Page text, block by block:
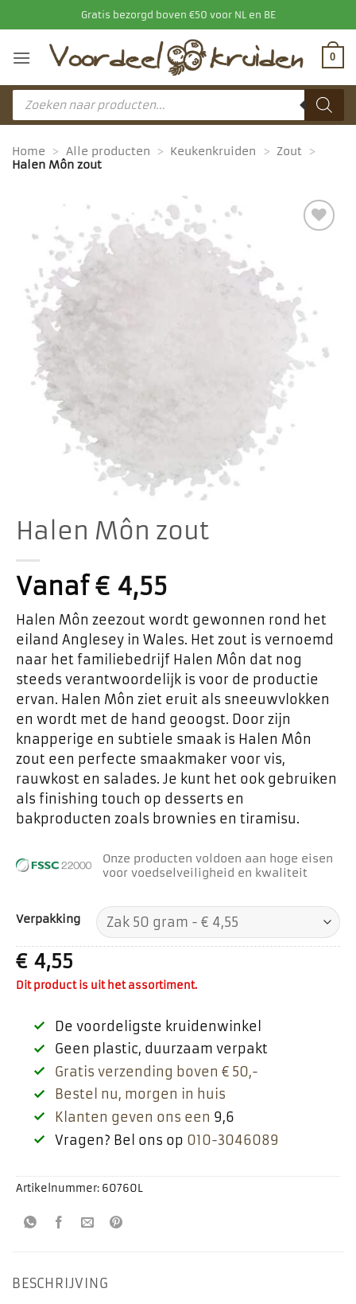
naar
inhoud
Gratis bezorgd boven €50 voor NL en BE
0
Producten
zoeken
Home > Alle producten > Keukenkruiden > Zout >
Halen Môn zout
favorieten
Halen Môn zout
Vanaf€4,55
Halen Môn zeezout wordt gewonnen rond het
eiland Anglesey in Wales. Het zout is vernoemd
naar het familiebedrijf Halen Môn dat nog
steeds verantwoordelijk is voor de productie
ervan. Halen Môn ziet eruit als sneeuwvlokken
en wordt met de hand geoogst. Door zijn
knapperige en subtiele smaak is Halen Môn
zout een perfecte smaakmaker voor vis,
rauwkost en salades. Je kunt het ook gebruiken
als finishing touch op desserts en
bakproducten zoals brownies en tiramisu.
Onze producten voldoen aan hoge eisen
voor voedselveiligheid en kwaliteit
Verpakking
€4,55
Dit product is uit het assortiment.
De voordeligste kruidenwinkel
Geen plastic, duurzaam verpakt
Gratis verzending boven € 50,-
Bestel nu, morgen in huis
Klanten geven ons een 9,6
Vragen? Bel ons op 010-3046089
Artikelnummer: 60760L
BESCHRIJVING